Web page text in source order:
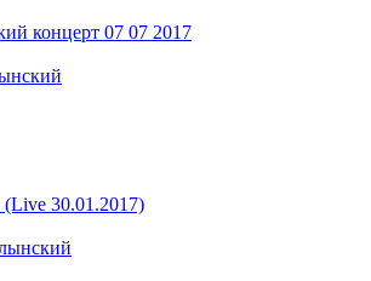
концерт 07 07 2017
30.01.2017)